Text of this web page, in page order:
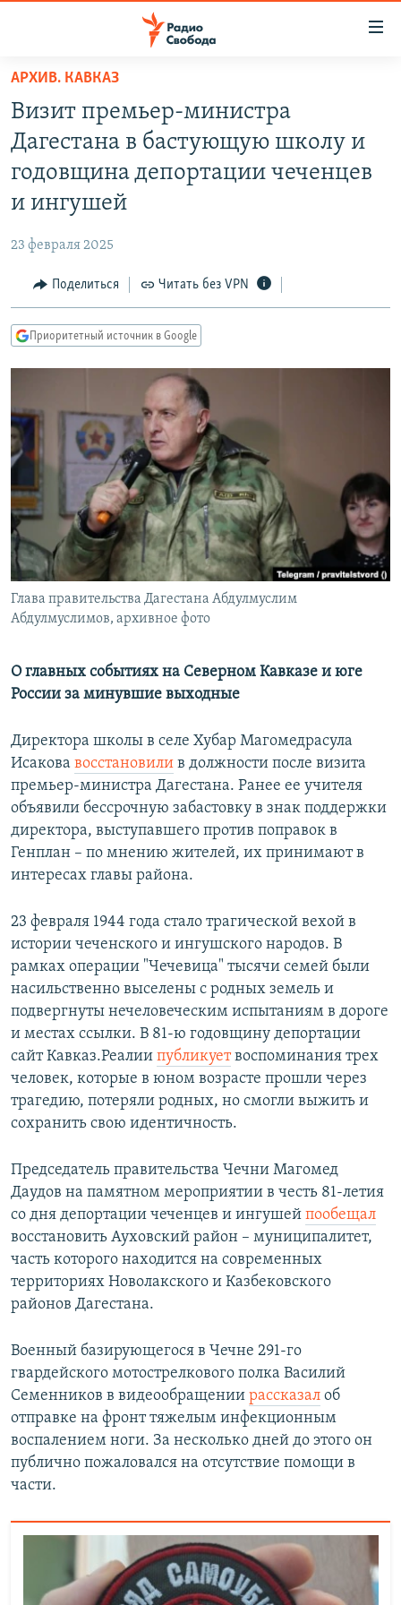
упрощенного
доступа
Вернуться
основному
содержанию
навигации
Вернутся
ПОДКАСТЫ
ЦИТАТЫ СВОБОДЫ
КУЛЬТУРА
IDEL.РЕАЛИИ
КАВКАЗ.РЕАЛИИ
РАСПИСАНИЕ ВЕЩАНИЯ
ПОДПИШИТЕСЬ НА РАССЫЛКУ
СОЦИАЛЬНЫЕ СЕТИ
Все сайты РСЕ/РС
АРХИВ. КАВКАЗ
Визит премьер-министра
Дагестана в бастующую школу и
годовщина депортации чеченцев
и ингушей
23 февраля 2025
Поделиться Читать без VPN
Приоритетный источник в Google
Глава правительства Дагестана Абдулмуслим
Абдулмуслимов, архивное фото
О главных событиях на Северном Кавказе и юге
России за минувшие выходные
Директора школы в селе Хубар Магомедрасула
Исакова восстановили в должности после визита
премьер-министра Дагестана. Ранее ее учителя
объявили бессрочную забастовку в знак поддержки
директора, выступавшего против поправок в
Генплан – по мнению жителей, их принимают в
интересах главы района.
23 февраля 1944 года стало трагической вехой в
истории чеченского и ингушского народов. В
рамках операции "Чечевица" тысячи семей были
насильственно выселены с родных земель и
подвергнуты нечеловеческим испытаниям в дороге
и местах ссылки. В 81-ю годовщину депортации
сайт Кавказ.Реалии публикуетвоспоминания трех
человек, которые в юном возрасте прошли через
трагедию, потеряли родных, но смогли выжить и
сохранить свою идентичность.
Председатель правительства Чечни Магомед
Даудов на памятном мероприятии в честь 81-летия
со дня депортации чеченцев и ингушей пообещал
восстановить Ауховский район – муниципалитет,
часть которого находится на современных
территориях Новолакского и Казбековского
районов Дагестана.
Военный базирующегося в Чечне 291-го
гвардейского мотострелкового полка Василий
Семенников в видеообращении рассказал об
отправке на фронт тяжелым инфекционным
воспалением ноги. За несколько дней до этого он
публично пожаловался на отсутствие помощи в
части.